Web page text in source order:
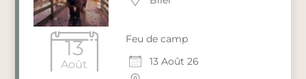
13
Août
Feu de camp
13 Août 26